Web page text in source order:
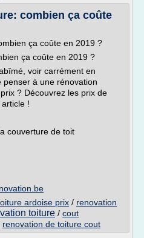
combien ça coûte
ça coûte en 2019 ?
ça coûte en 2019 ?
voir carrément en
penser à une rénovation
? Découvrez les prix de
!
couverture de toit
ardoise prix / renovation
toiture / cout
renovation de toiture cout